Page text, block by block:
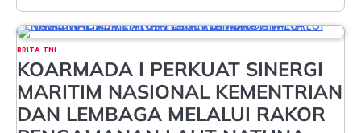
BRITA TNI
KOARMADA I PERKUAT SINERGI
MARITIM NASIONAL KEMENTRIAN
DAN LEMBAGA MELALUI RAKOR